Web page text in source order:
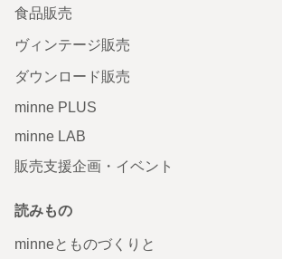
食品販売
ヴィンテージ販売
ダウンロード販売
minne PLUS
minne LAB
販売支援企画・イベント
読みもの
minneとものづくりと